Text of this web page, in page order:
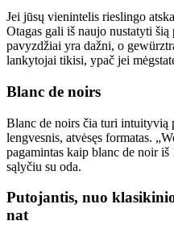
Jei jūsų vienintelis rieslingo
Otagas gali iš naujo nustatyti
pavyzdžiai yra dažni, o
lankytojai tikisi, ypač jei
Blanc de noirs
Blanc de noirs čia turi intuityvią
lengvesnis, atvėsęs formatas.
pagamintas kaip blanc de noir
sąlyčiu su oda.
Putojantis, nuo
nat